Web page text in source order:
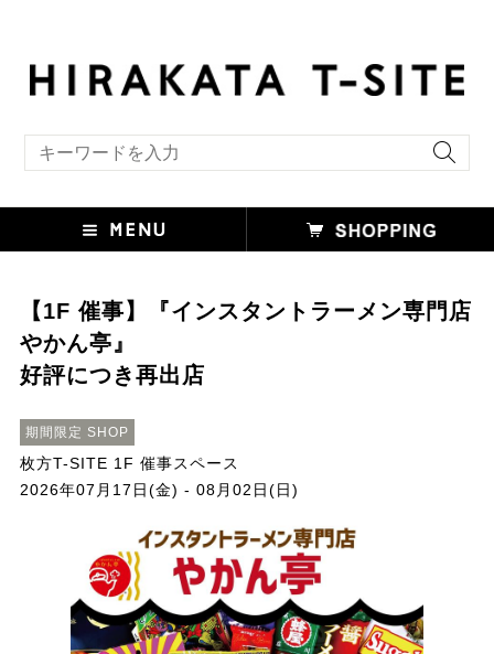
【1F 催事】『インスタントラーメン専門店
やかん亭』
好評につき再出店
期間限定 SHOP
枚方T-SITE 1F 催事スペース
2026年07月17日(金) - 08月02日(日)